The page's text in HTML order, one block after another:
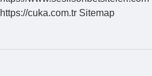
https://cuka.com.tr Sitemap